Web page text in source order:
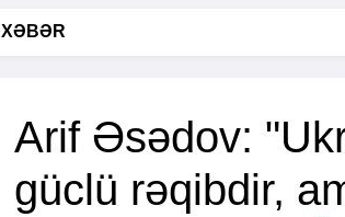
XƏBƏR
Arif Əsədov:
güclü rəqibdir,